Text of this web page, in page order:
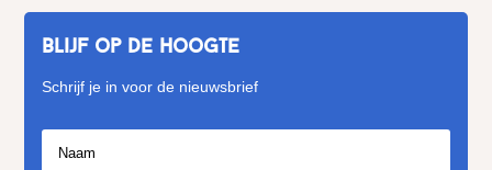
Blijf op de hoogte
Schrijf je in voor de nieuwsbrief